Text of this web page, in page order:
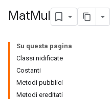
MatMul
Su questa pagina
Classi nidificate
Costanti
Metodi pubblici
Metodi ereditati